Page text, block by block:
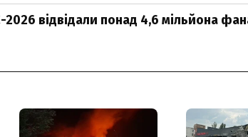
2026 відвідали понад 4,6 мільйона